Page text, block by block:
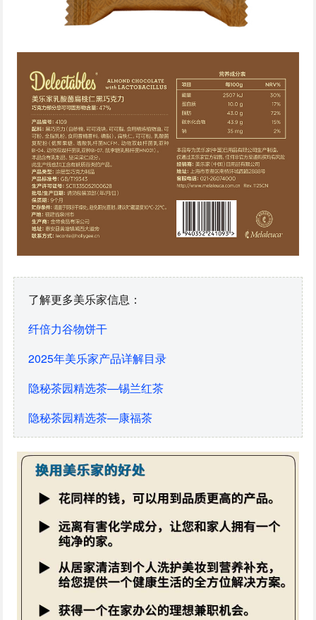
了解更多美乐家信息：
纤倍力谷物饼干
2025年美乐家产品详解目录
隐秘茶园精选茶—锡兰红茶
隐秘茶园精选茶—康福茶